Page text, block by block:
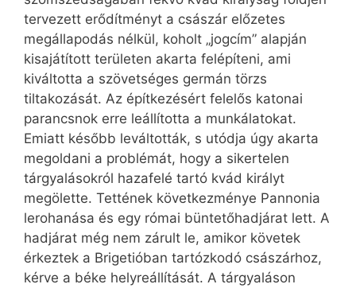
tervezett erődítményt a császár előzetes
megállapodás nélkül, koholt „jogcím” alapján
kisajátított területen akarta felépíteni, ami
kiváltotta a szövetséges germán törzs
tiltakozását. Az építkezésért felelős katonai
parancsnok erre leállította a munkálatokat.
Emiatt később leváltották, s utódja úgy akarta
megoldani a problémát, hogy a sikertelen
tárgyalásokról hazafelé tartó kvád királyt
megölette. Tettének következménye Pannonia
lerohanása és egy római büntetőhadjárat lett. A
hadjárat még nem zárult le, amikor követek
érkeztek a Brigetióban tartózkodó császárhoz,
kérve a béke helyreállítását. A tárgyaláson